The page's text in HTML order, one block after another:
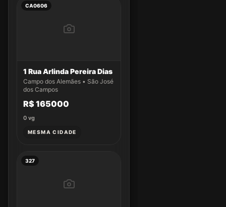
CA0606
1 Rua Arlinda Pereira Dias
Campo dos Alemães • São José
dos Campos
R$ 165000
0 vg
MESMA CIDADE
327